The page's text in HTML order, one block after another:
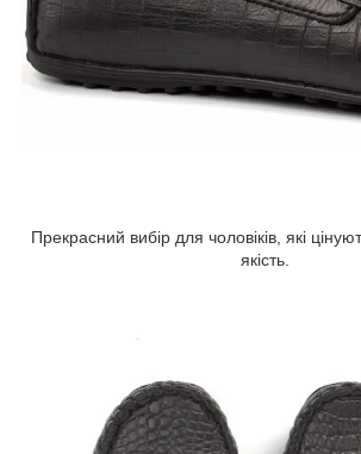
Прекрасний вибір для чоловіків, які
якість.